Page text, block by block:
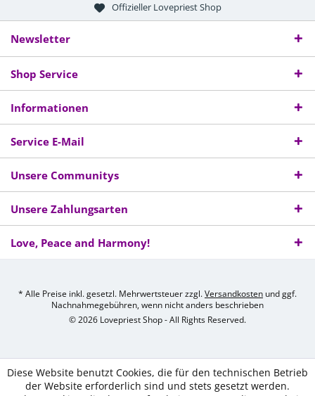
Offizieller Lovepriest Shop
Newsletter
Shop Service
Informationen
Service E-Mail
Unsere Communitys
Unsere Zahlungsarten
Love, Peace and Harmony!
* Alle Preise inkl. gesetzl. Mehrwertsteuer zzgl.Versandkosten und ggf.
Nachnahmegebühren, wenn nicht anders beschrieben
© 2026 Lovepriest Shop - All Rights Reserved.
Diese Website benutzt Cookies, die für den technischen Betrieb
der Website erforderlich sind und stets gesetzt werden.